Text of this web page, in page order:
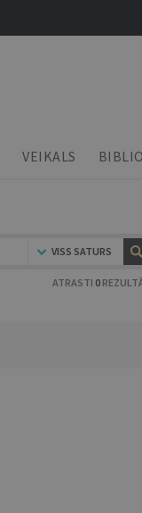
VEIKALS
VISS SATURS
ATRASTI 0